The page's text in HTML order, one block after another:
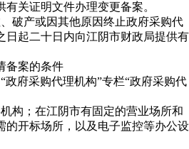
关证明文件办理变更备案。
破产或因其他原因终止政府采购代
日起二十日内向江阴市财政局提供有
备案的条件
政府采购代理机构”专栏“政府采购代
构；在江阴市有固定的营业场所和
的开标场所，以及电子监控等办公设